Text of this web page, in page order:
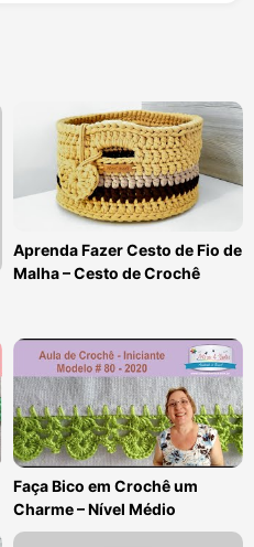
Aprenda Fazer Cesto de Fio de
Malha – Cesto de Crochê
Faça Bico em Crochê um
Charme – Nível Médio